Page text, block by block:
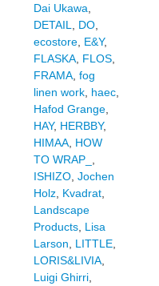
Dai Ukawa
DETAIL
DO,
ecostore, E&Y,
FLASKA, FLOS,
FRAMA, fog
linen work, haec,
Hafod Grange,
HAY, HERBBY,
HIMAA, HOW
TO WRAP_
ISHIZO, Jochen
Holz, Kvadrat,
Landscape
Products, Lisa
Larson
LITTLE,
LORIS&LIVIA,
Luigi Ghirri,